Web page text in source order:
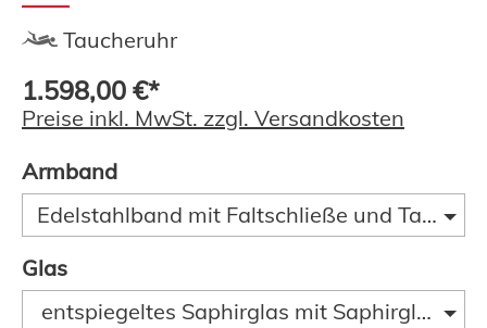
Taucheruhr
1.598,00 €*
Preise inkl. MwSt. zzgl. Versandkosten
Armband
Edelstahlband mit Faltschließe und
Glas
entspiegeltes Saphirglas mit Saphirglaslupe